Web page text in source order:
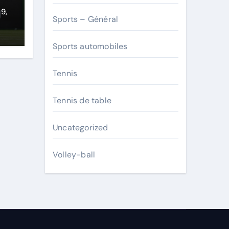
Sports – Général
Sports automobiles
Tennis
Tennis de table
Uncategorized
Volley-ball